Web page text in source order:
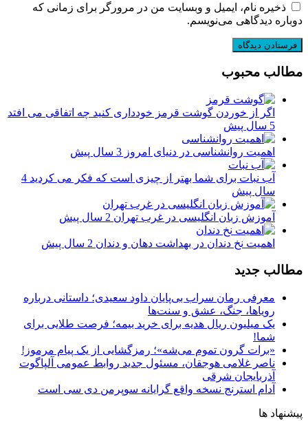
ذخیره نام، ایمیل و وبسایت من در مرورگر برای زمانی که
دوباره دیدگاهی می‌نویسم.
مطالب محبوب
اگر از خوردن گوشت قرمز خودداری کنید چه اتفاقی می افتد
5 سال پیش
اهمیت روانشناسی در دنیای امروز 3 سال پیش
آب نبات برای شما بهتر از چیزی است که فکر می کردید 4
سال پیش
آموزش زبان انگلیسی در غرب تهران 2 سال پیش
اهمیت نخ دندان در بهداشت دهان و دندان 2 سال پیش
مطالب جدید
معرفی رمان سراب بی‌پایان داود سعیدی؛ داستانی درباره
رویاها، جنگ، عشق و سنت‌ها
یک میلیون ریال هدیه برای خرید بیمه؛ فرصت طلایی برای
شما!
«برات گرون تموم می‌شه»؛ رمزگشایی از یک پیام مرموز!
ناصر غلامی هوجقان، مسئول جدید روابط عمومی آلپاگوت
آذربایجان شرقی
آدام استرنج نسخه واقع گرایانه سوپرمن دی سی است
پیشنهاد ها